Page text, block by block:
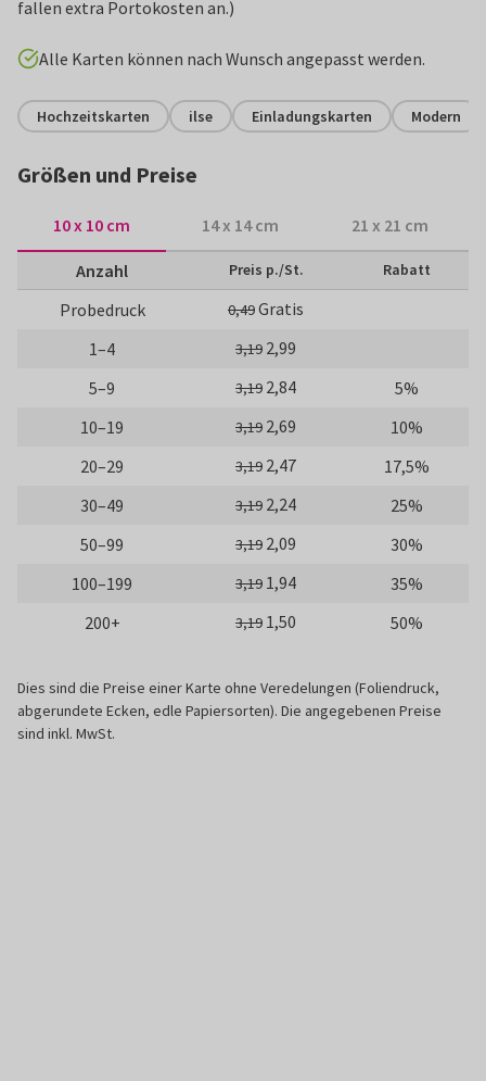
fallen extra Portokosten an.)
Alle Karten können nach Wunsch angepasst werden.
Hochzeitskarten ilse Einladungskarten Modern
Größen und Preise
10 x 10 cm 14 x 14 cm 21 x 21 cm
Anzahl Preis p./St. Rabatt
Probedruck 0,49Gratis
1–4
3,19 2,99
5–9
3,19 2,84
5%
10–19
3,19 2,69
10%
20–29
3,19 2,47
17,5%
30–49
3,19 2,24
25%
50–99
3,19 2,09
30%
100–199
3,19 1,94
35%
200+
3,19 1,50 50%
Dies sind die Preise einer Karte ohne Veredelungen (Foliendruck,
abgerundete Ecken, edle Papiersorten). Die angegebenen Preise
sind inkl. MwSt.